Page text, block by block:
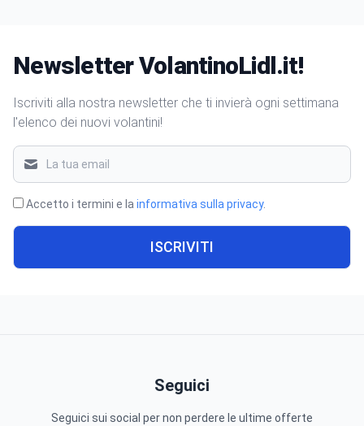
Newsletter VolantinoLidl.it!
Iscriviti alla nostra newsletter che ti invierà ogni settimana
l'elenco dei nuovi volantini!
Accetto i termini e lainformativa sulla privacy.
ISCRIVITI
Seguici
Seguici sui social per non perdere le ultime offerte